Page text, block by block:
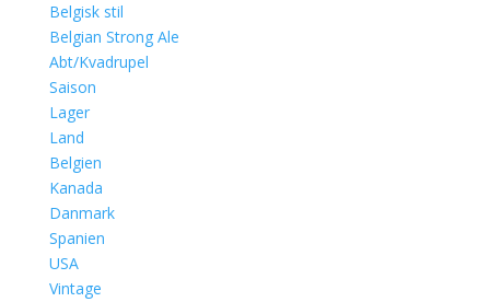
Belgisk stil
Belgian Strong Ale
Abt/Kvadrupel
Saison
Lager
Land
Belgien
Kanada
Danmark
Spanien
USA
Vintage